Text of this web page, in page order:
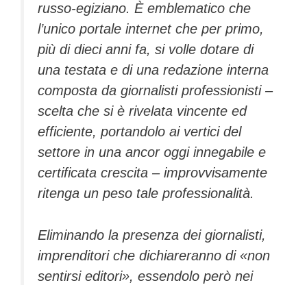
russo-egiziano. È emblematico che
l’unico portale internet che per primo,
più di dieci anni fa, si volle dotare di
una testata e di una redazione interna
composta da giornalisti professionisti –
scelta che si è rivelata vincente ed
efficiente, portandolo ai vertici del
settore in una ancor oggi innegabile e
certificata crescita – improvvisamente
ritenga un peso tale professionalità.
Eliminando la presenza dei giornalisti,
imprenditori che dichiareranno di «non
sentirsi editori», essendolo però nei